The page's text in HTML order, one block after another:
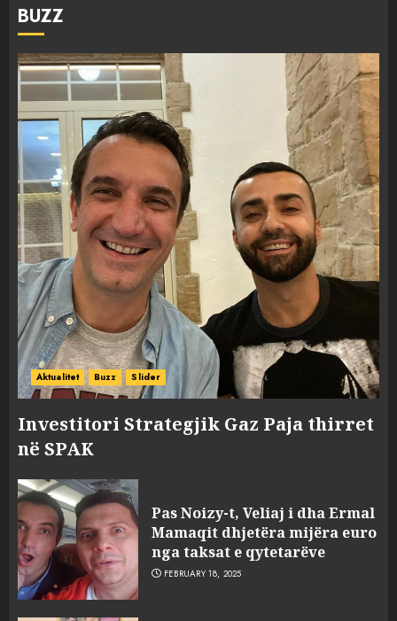
BUZZ
Aktualitet Buzz Slider
Investitori Strategjik Gaz Paja thirret
në SPAK
Pas Noizy-t, Veliaj i dha Ermal
Mamaqit dhjetëra mijëra euro
nga taksat e qytetarëve
FEBRUARY 18, 2025